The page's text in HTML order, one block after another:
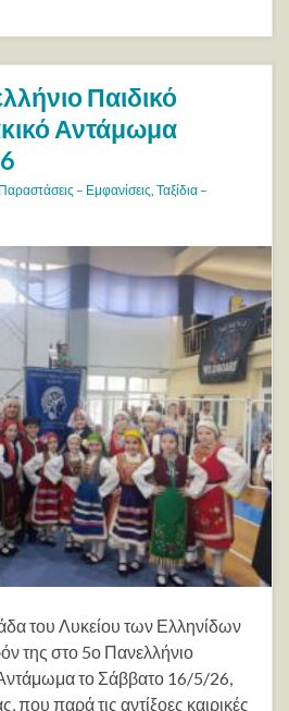
Παιδικό
Αντάμωμα
Παραστάσεις – Εμφανίσεις, Ταξίδια –
του Λυκείου των Ελληνίδων
της στο 5ο Πανελλήνιο
το Σάββατο 16/5/26,
που παρά τις αντίξοες καιρικές